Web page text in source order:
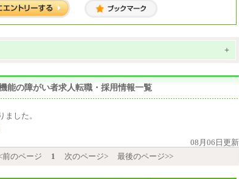
+
能の障がい者求人転職・採用情報一覧
ました。
08月06日更新
前のページ 1 次のページ> 最後のページ>>